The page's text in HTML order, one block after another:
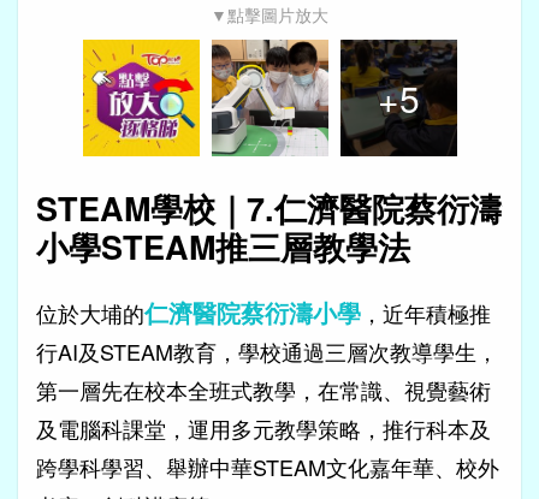
▼點擊圖片放大
+5
STEAM學校｜7.仁濟醫院蔡衍濤
小學STEAM推三層教學法
位於大埔的仁濟醫院蔡衍濤小學 ，近年積極推
行AI及STEAM教育，學校通過三層次教導學生，
第一層先在校本全班式教學，在常識、視覺藝術
及電腦科課堂，運用多元教學策略，推行科本及
跨學科學習、舉辦中華STEAM文化嘉年華、校外